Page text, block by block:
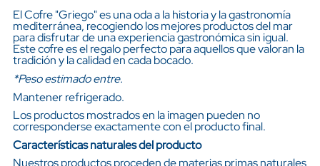
El Cofre "Griego" es una oda a la historia y la gastronomía
mediterránea, recogiendo los mejores productos del mar
para disfrutar de una experiencia gastronómica sin igual.
Este cofre es el regalo perfecto para aquellos que valoran la
tradición y la calidad en cada bocado.
*Peso estimado entre.
Mantener refrigerado.
Los productos mostrados en la imagen pueden no
corresponderse exactamente con el producto final.
Características naturales del producto